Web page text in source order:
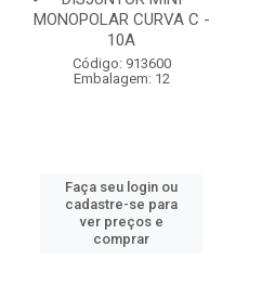
MONOPOLAR CURVA C -
10A
Código: 913600
Embalagem: 12
Faça seu login ou
cadastre-se para
ver preços e
comprar